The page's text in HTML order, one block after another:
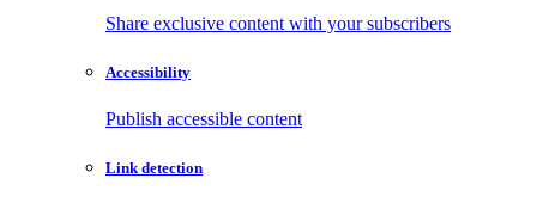
Share exclusive content with your subscribers
Accessibility
Publish accessible content
Link detection